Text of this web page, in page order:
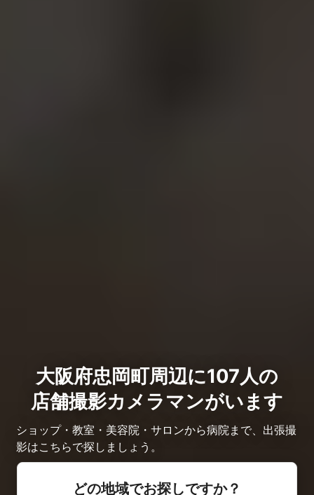
大阪府忠岡町周辺に107人の
店舗撮影カメラマンがいます
ショップ・教室・美容院・サロンから病院まで、出張撮
影はこちらで探しましょう。
どの地域でお探しですか？